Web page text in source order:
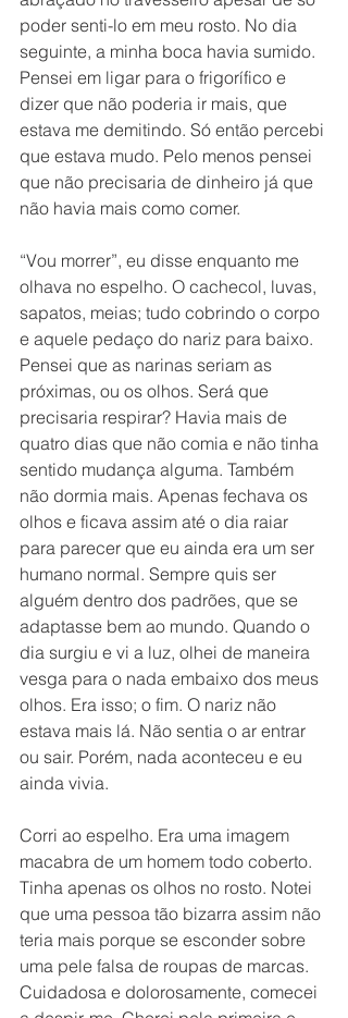
poder senti-lo em meu rosto. No dia
seguinte, a minha boca havia sumido.
Pensei em ligar para o frigorífico e
dizer que não poderia ir mais, que
estava me demitindo. Só então percebi
que estava mudo. Pelo menos pensei
que não precisaria de dinheiro já que
não havia mais como comer.
“Vou morrer”, eu disse enquanto me
olhava no espelho. O cachecol, luvas,
sapatos, meias; tudo cobrindo o corpo
e aquele pedaço do nariz para baixo.
Pensei que as narinas seriam as
próximas, ou os olhos. Será que
precisaria respirar? Havia mais de
quatro dias que não comia e não tinha
sentido mudança alguma. Também
não dormia mais. Apenas fechava os
olhos e ficava assim até o dia raiar
para parecer que eu ainda era um ser
humano normal. Sempre quis ser
alguém dentro dos padrões, que se
adaptasse bem ao mundo. Quando o
dia surgiu e vi a luz, olhei de maneira
vesga para o nada embaixo dos meus
olhos. Era isso; o fim. O nariz não
estava mais lá. Não sentia o ar entrar
ou sair. Porém, nada aconteceu e eu
ainda vivia.
Corri ao espelho. Era uma imagem
macabra de um homem todo coberto.
Tinha apenas os olhos no rosto. Notei
que uma pessoa tão bizarra assim não
teria mais porque se esconder sobre
uma pele falsa de roupas de marcas.
Cuidadosa e dolorosamente, comecei